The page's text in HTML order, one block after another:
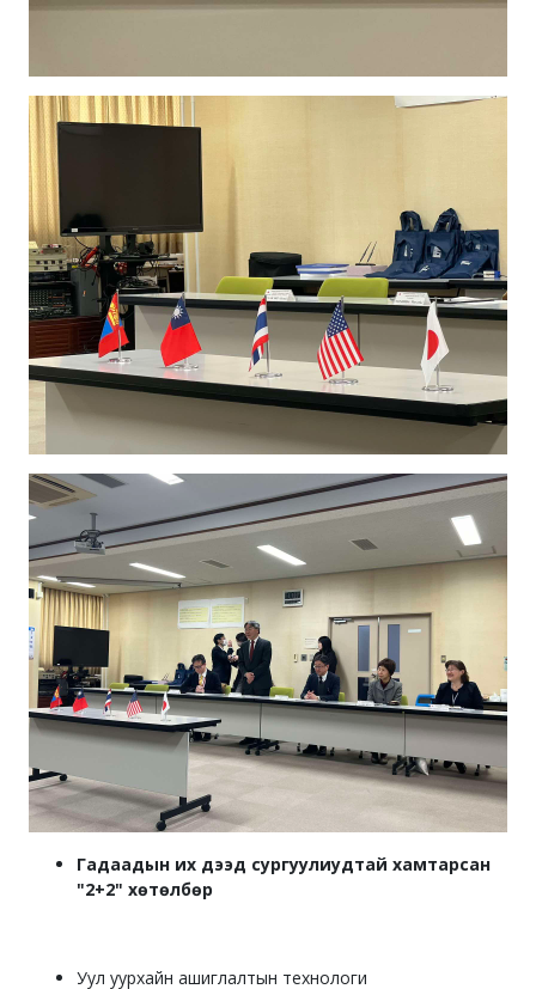
Гадаадын их дээд сургуулиудтай хамтарсан
"2+2" хөтөлбөр
Уул уурхайн ашиглалтын технологи